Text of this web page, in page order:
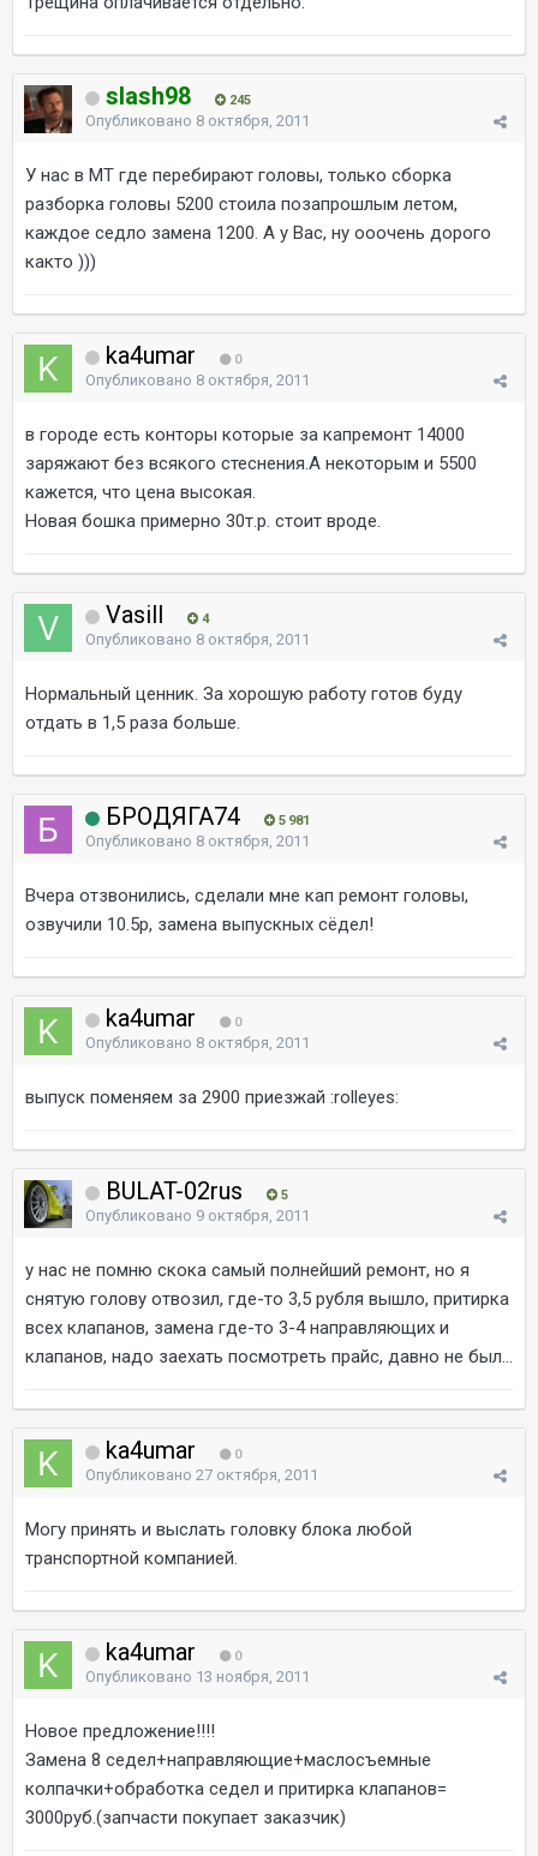
slash98 245
Опубликовано 8 октября, 2011
У нас в МТ где перебирают головы, только сборка
разборка головы 5200 стоила позапрошлым летом,
каждое седло замена 1200. А у Вас, ну ооочень дорого
както )))
ka4umar 0
Опубликовано 8 октября, 2011
в городе есть конторы которые за капремонт 14000
заряжают без всякого стеснения.А некоторым и 5500
кажется, что цена высокая.
Новая бошка примерно 30т.р. стоит вроде.
Vasill 4
Опубликовано 8 октября, 2011
Нормальный ценник. За хорошую работу готов буду
отдать в 1,5 раза больше.
БРОДЯГА74 5 981
Опубликовано 8 октября, 2011
Вчера отзвонились, сделали мне кап ремонт головы,
озвучили 10.5р, замена выпускных сёдел!
ka4umar 0
Опубликовано 8 октября, 2011
выпуск поменяем за 2900 приезжай :rolleyes:
BULAT-02rus 5
Опубликовано 9 октября, 2011
у нас не помню скока самый полнейший ремонт, но я
снятую голову отвозил, где-то 3,5 рубля вышло, притирка
всех клапанов, замена где-то 3-4 направляющих и
клапанов, надо заехать посмотреть прайс, давно не был...
ka4umar 0
Опубликовано 27 октября, 2011
Могу принять и выслать головку блока любой
транспортной компанией.
ka4umar 0
Опубликовано 13 ноября, 2011
Новое предложение!!!!
Замена 8 седел+направляющие+маслосъемные
колпачки+обработка седел и притирка клапанов=
3000руб.(запчасти покупает заказчик)